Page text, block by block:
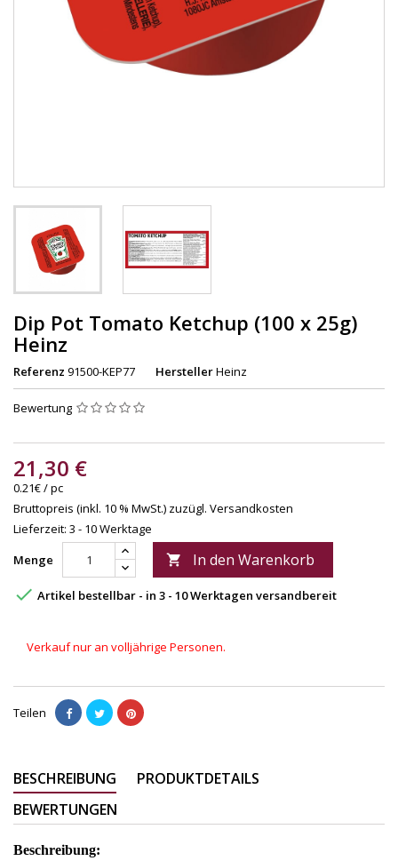
Dip Pot Tomato Ketchup (100 x 25g)
Heinz
Referenz 91500-KEP77 HerstellerHeinz
Bewertung
21,30 €
0.21€ / pc
Bruttopreis (inkl. 10 % MwSt.) zuzügl. Versandkosten
Lieferzeit: 3 - 10 Werktage
Menge
 In den Warenkorb
 Artikel bestellbar - in 3 - 10 Werktagen versandbereit
Verkauf nur an volljährige Personen.
Teilen
BESCHREIBUNG
PRODUKTDETAILS
BEWERTUNGEN
Beschreibung: